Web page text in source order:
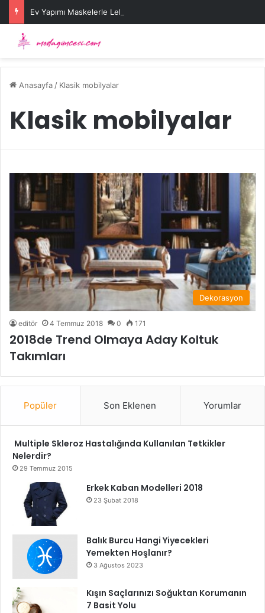
Ev Yapımı Maskelerle Leke Sorununa Çözüm Önerileri
Anasayfa / Klasik mobilyalar
Klasik mobilyalar
Dekorasyon
editör 4 Temmuz 2018 0 171
2018de Trend Olmaya Aday Koltuk
Takımları
Popüler Son Eklenen Yorumlar
Multiple Skleroz Hastalığında Kullanılan Tetkikler
Nelerdir?
29 Temmuz 2015
Erkek Kaban Modelleri 2018
23 Şubat 2018
Balık Burcu Hangi Yiyecekleri
Yemekten Hoşlanır?
3 Ağustos 2023
Kışın Saçlarınızı Soğuktan Korumanın
7 Basit Yolu